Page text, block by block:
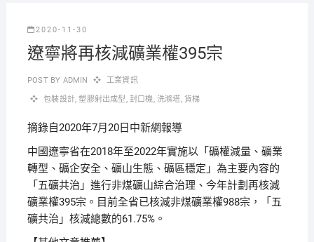
2020-11-30
遼寧將再核減礦業權395宗
POST BY ADMIN 工業資訊
包裝設計,塑膠射出成型, 封口機, 洗滌塔,貨梯
摘錄自2020年7月20日中新網報導
中國遼寧省在2018年至2022年實施以「礦權減量、礦業
轉型、礦企安全、礦山生態、礦區穩定」為主要內容的
「五礦共治」進行非煤礦山綜合治理、今年計劃再核減
礦業權395宗。目前全省已核減非煤礦業權988宗，「五
礦共治」核減總數的61.75%。